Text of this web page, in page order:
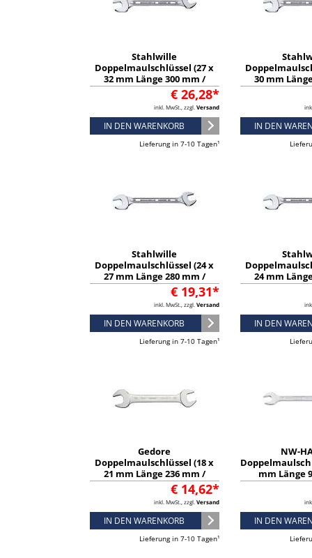
Stahlwille
Doppelmaulschlüssel (27 x
32 mm Länge 300 mm /
verchromt) - 40032732
€ 26,28*
inkl. MwSt., zzgl. Versand
IN DEN WARENKORB
Lieferung in 7-10 Tagen¹
30 mm
verchromt) -
IN DEN
Stahlwille
Doppelmaulschlüssel (24 x
27 mm Länge 280 mm /
verchromt) - 40032427
€ 19,31*
inkl. MwSt., zzgl. Versand
IN DEN WARENKORB
Lieferung in 7-10 Tagen¹
24 mm
verchromt) -
IN DEN
Gedore
Doppelmaulschlüssel (18 x
21 mm Länge 236 mm /
verchromt) - 6069360
€ 14,62*
inkl. MwSt., zzgl. Versand
IN DEN WARENKORB
Lieferung in 7-10 Tagen¹
NW-
mm Länge
verchromt) -
IN DEN